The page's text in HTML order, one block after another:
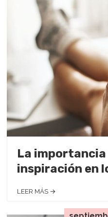
La
inspiración en
LEER MÁS →